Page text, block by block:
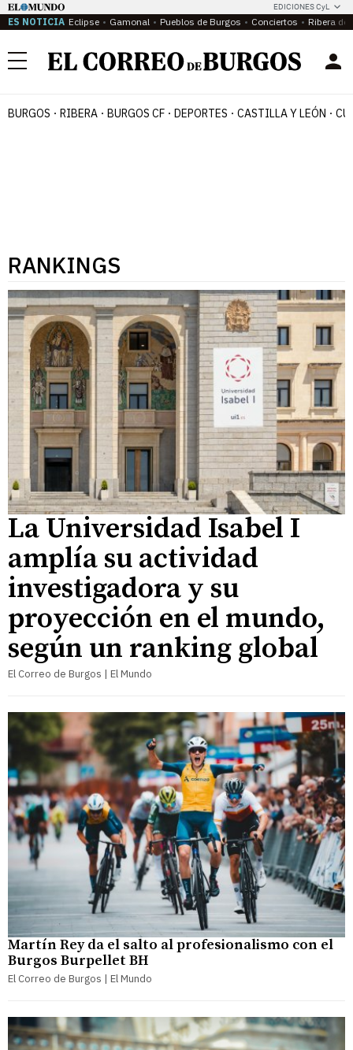
EDICIONES CyL
ES NOTICIA Eclipse Gamonal Pueblos de Burgos Conciertos Ribera del
Menú
BURGOS RIBERA BURGOS CF DEPORTES CASTILLA Y LEÓN
RANKINGS
La Universidad Isabel I
amplía su actividad
investigadora y su
proyección en el mundo,
según un ranking global
El Correo de Burgos | El Mundo
Martín Rey da el salto al profesionalismo con el
Burgos Burpellet BH
El Correo de Burgos | El Mundo